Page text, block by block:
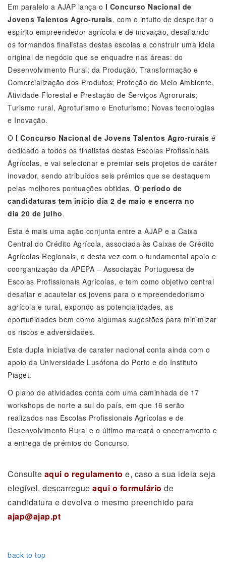
Em paralelo a AJAP lança o I Concurso Nacional de
Jovens Talentos Agro-rurais, com o intuito de despertar o
espírito empreendedor agrícola e de inovação, desafiando
os formandos finalistas destas escolas a construir uma ideia
original de negócio que se enquadre nas áreas: do
Desenvolvimento Rural; da Produção, Transformação e
Comercialização dos Produtos; Proteção do Meio Ambiente,
Atividade Florestal e Prestação de Serviços Agrorurais;
Turismo rural, Agroturismo e Enoturismo; Novas tecnologias
e Inovação.
O I Concurso Nacional de Jovens Talentos Agro-rurais é
dedicado a todos os finalistas destas Escolas Profissionais
Agrícolas, e vai selecionar e premiar seis projetos de caráter
inovador, sendo atribuídos seis prémios que se destaquem
pelas melhores pontuações obtidas. O período de
candidaturas tem início dia 2 de maio e encerra no
dia 20 de julho.
Esta é mais uma ação conjunta entre a AJAP e a Caixa
Central do Crédito Agrícola, associada às Caixas de Crédito
Agrícolas Regionais, e desta vez com o fundamental apoio e
coorganização da APEPA – Associação Portuguesa de
Escolas Profissionais Agrícolas, e tem como objetivo central
desafiar e acautelar os jovens para o empreendedorismo
agrícola e rural, expondo as potencialidades, as
oportunidades bem como algumas sugestões para minimizar
os riscos e adversidades.
Esta dupla iniciativa de carater nacional conta ainda com o
apoio da Universidade Lusófona do Porto e do Instituto
Piaget.
O plano de atividades conta com uma caminhada de 17
workshops de norte a sul do país, em que 16 serão
realizados nas Escolas Profissionais Agrícolas e de
Desenvolvimento Rural e o último marcará o encerramento e
a entrega de prémios do Concurso.
Consulte aqui o regulamento e, caso a sua ideia seja
elegível, descarregue aqui o formulário de
candidatura e devolva o mesmo preenchido para
ajap@ajap.pt
back to top